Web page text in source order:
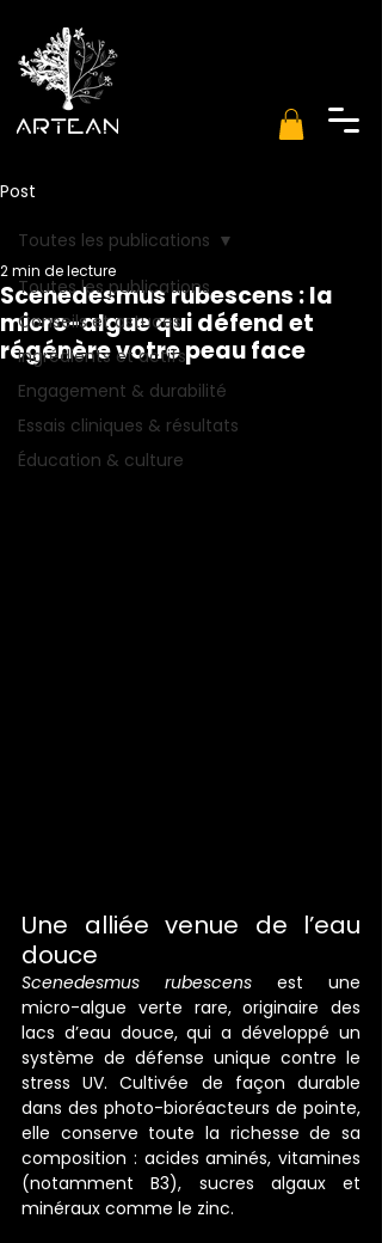
Post
Toutes les publications
Conseils et astuces
Ingrédients et actifs
Engagement & durabilité
Essais cliniques & résultats
Éducation & culture
Toutes les publications
Scenedesmus rubescens : la
micro-algue qui défend et
régénère votre peau face
2 min de lecture
Une alliée venue de l’eau
douce
Scenedesmus rubescens est une
micro-algue verte rare, originaire des
lacs d’eau douce, qui a développé un
système de défense unique contre le
stress UV. Cultivée de façon durable
dans des photo-bioréacteurs de pointe,
elle conserve toute la richesse de sa
composition : acides aminés, vitamines
(notamment B3), sucres algaux et
minéraux comme le zinc.